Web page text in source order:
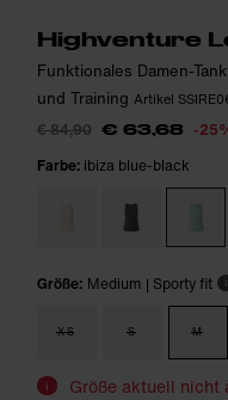
Highventure
Funktionales Damen-
und Training Artikel
€ 84,90 € 63,68 -
Farbe: ibiza blue-black
Größe: Medium | Sporty fit i
XS S M
i Größe aktuell nicht